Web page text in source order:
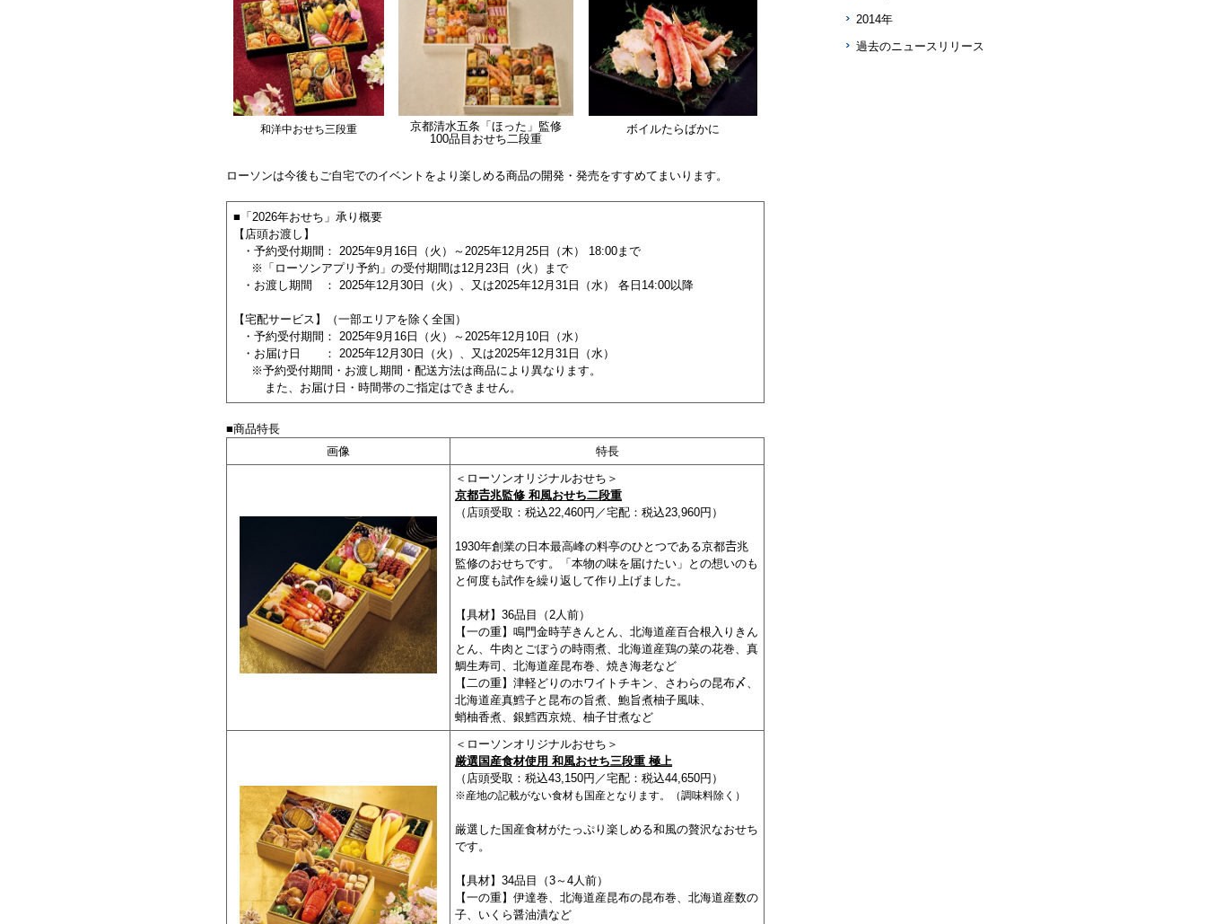
和洋中おせち三段重
京都清水五条「ほった」監修
100品目おせち二段重
ボイルたらばかに
ローソンは今後もご自宅でのイベントをより楽しめる商品の開発・発売をすすめてまいります。
■「2026年おせち」承り概要
【店頭お渡し】
・予約受付期間： 2025年9月16日（火）～2025年12月25日（木） 18:00まで
※「ローソンアプリ予約」の受付期間は12月23日（火）まで
・お渡し期間 ： 2025年12月30日（火）、又は2025年12月31日（水） 各日14:00以降
【宅配サービス】（一部エリアを除く全国）
・予約受付期間： 2025年9月16日（火）～2025年12月10日（水）
・お届け日 ： 2025年12月30日（火）、又は2025年12月31日（水）
※予約受付期間・お渡し期間・配送方法は商品により異なります。
また、お届け日・時間帯のご指定はできません。
■商品特長
画像
特長
＜ローソンオリジナルおせち＞
京都𠮷兆監修 和風おせち二段重
（店頭受取：税込22,460円／宅配：税込23,960円）
1930年創業の日本最高峰の料亭のひとつである京都𠮷兆
監修のおせちです。「本物の味を届けたい」との想いのも
と何度も試作を繰り返して作り上げました。
【具材】36品目（2人前）
【一の重】鳴門金時芋きんとん、北海道産百合根入りきん
とん、牛肉とごぼうの時雨煮、北海道産鶏の菜の花巻、 真
鯛生寿司、北海道産昆布巻、焼き海老など
【二の重】津軽どりのホワイトチキン、さわらの昆布〆、
北海道産真鱈子と昆布の旨煮、鮑旨煮柚子風味、
蛸柚香煮、銀鱈西京焼、柚子甘煮など
＜ローソンオリジナルおせち＞
厳選国産食材使用 和風おせち三段重 極上
（店頭受取：税込43,150円／宅配：税込44,650円）
※産地の記載がない食材も国産となります。（調味料除く）
厳選した国産食材がたっぷり楽しめる和風の贅沢なおせち
です。
【具材】34品目（3～4人前）
【一の重】伊達巻、北海道産昆布の昆布巻、北海道産数の
子、いくら醤油漬など
2014年
過去のニュースリリース